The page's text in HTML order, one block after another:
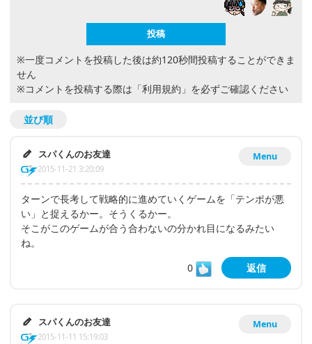
※一度コメントを投稿した後は約120秒間投稿することができま
せん
※コメントを投稿する際は 「利用規約」 を必ずご確認ください
並び順
Menu
スパくんのお友達
2015-11-21 3:20:09
ターンで長考して戦略的に進めていくゲームを「テンポが悪
い」と捉えるかー。そうくるかー。
そこがこのゲームが合う合わないの分かれ目になるみたい
ね。
0
返信
Menu
スパくんのお友達
2015-11-11 15:19:03